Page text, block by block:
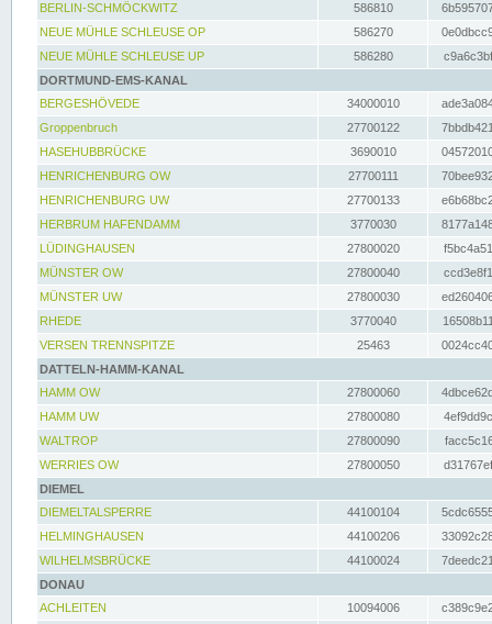
BERLIN-SCHMÖCKWITZ
586810
NEUE MÜHLE SCHLEUSE OP
586270
NEUE MÜHLE SCHLEUSE UP
586280
DORTMUND-EMS-KANAL
BERGESHÖVEDE
34000010
Groppenbruch
27700122
HASEHUBBRÜCKE
3690010
HENRICHENBURG OW
27700111
HENRICHENBURG UW
27700133
HERBRUM HAFENDAMM
3770030
LÜDINGHAUSEN
27800020
MÜNSTER OW
27800040
MÜNSTER UW
27800030
RHEDE
3770040
VERSEN TRENNSPITZE
25463
DATTELN-HAMM-KANAL
HAMM OW
27800060
HAMM UW
27800080
WALTROP
27800090
WERRIES OW
27800050
DIEMEL
DIEMELTALSPERRE
44100104
HELMINGHAUSEN
44100206
WILHELMSBRÜCKE
44100024
DONAU
ACHLEITEN
10094006